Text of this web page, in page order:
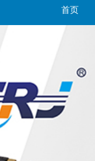
首页
用心服务，